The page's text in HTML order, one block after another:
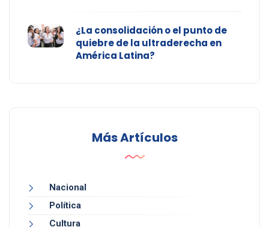
¿La consolidación o el punto de
quiebre de la ultraderecha en
América Latina?
Más Artículos
Nacional
Política
Cultura